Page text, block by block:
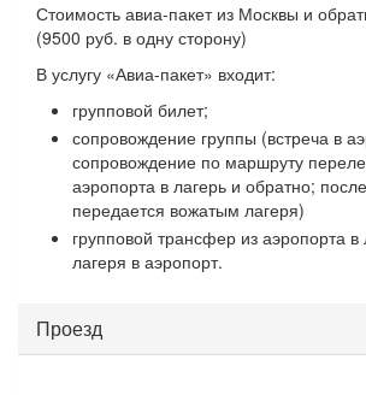
Стоимость авиа-пакет из Москвы и
(9500 руб. в одну сторону)
В услугу «Авиа-пакет» входит:
групповой билет;
сопровождение группы (встреча в
сопровождение по маршруту
аэропорта в лагерь и обратно;
передается вожатым лагеря)
групповой трансфер из аэропорта в
лагеря в аэропорт.
Проезд